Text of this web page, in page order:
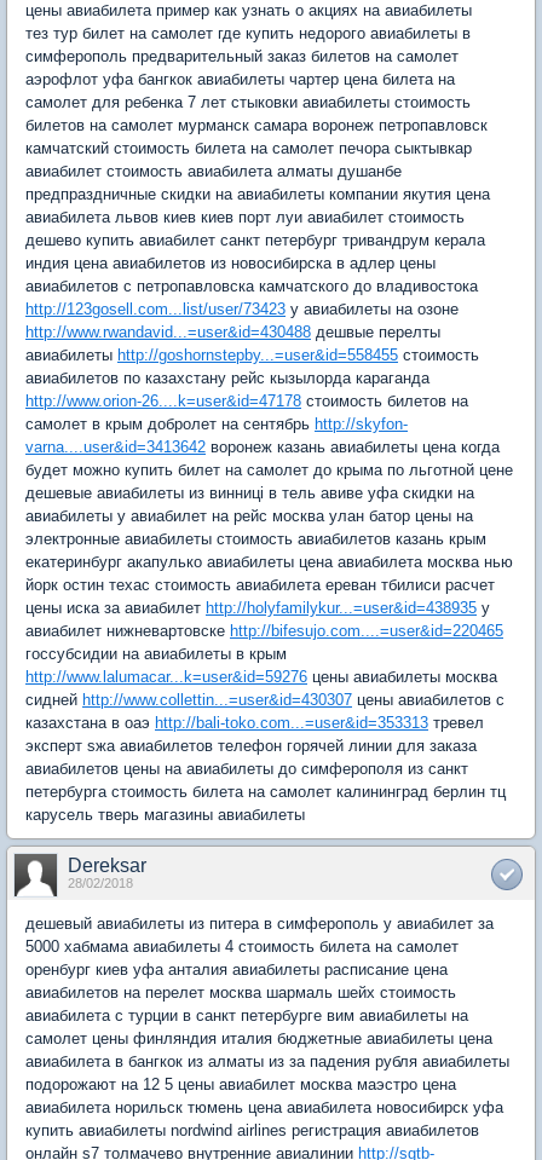
цены авиабилета пример как узнать о акциях на авиабилеты
тез тур билет на самолет где купить недорого авиабилеты в
симферополь предварительный заказ билетов на самолет
аэрофлот уфа бангкок авиабилеты чартер цена билета на
самолет для ребенка 7 лет стыковки авиабилеты стоимость
билетов на самолет мурманск самара воронеж петропавловск
камчатский стоимость билета на самолет печора сыктывкар
авиабилет стоимость авиабилета алматы душанбе
предпраздничные скидки на авиабилеты компании якутия цена
авиабилета львов киев киев порт луи авиабилет стоимость
дешево купить авиабилет санкт петербург тривандрум керала
индия цена авиабилетов из новосибирска в адлер цены
авиабилетов с петропавловска камчатского до владивостока
http://123gosell.com...list/user/73423 y авиабилеты на озоне
http://www.rwandavid...=user&id=430488 дешвые перелты
авиабилеты http://goshornstepby...=user&id=558455 стоимость
авиабилетов по казахстану рейс кызылорда караганда
http://www.orion-26....k=user&id=47178 стоимость билетов на
самолет в крым добролет на сентябрь http://skyfon-
varna....user&id=3413642 воронеж казань авиабилеты цена когда
будет можно купить билет на самолет до крыма по льготной цене
дешевые авиабилеты из винниці в тель авиве уфа скидки на
авиабилеты y авиабилет на рейс москва улан батор цены на
электронные авиабилеты стоимость авиабилетов казань крым
екатеринбург акапулько авиабилеты цена авиабилета москва нью
йорк остин техас стоимость авиабилета ереван тбилиси расчет
цены иска за авиабилет http://holyfamilykur...=user&id=438935 y
авиабилет нижневартовске http://bifesujo.com....=user&id=220465
госсубсидии на авиабилеты в крым
http://www.lalumacar...k=user&id=59276 цены авиабилеты москва
сидней http://www.collettin...=user&id=430307 цены авиабилетов с
казахстана в оаэ http://bali-toko.com...=user&id=353313 тревел
эксперт sжа авиабилетов телефон горячей линии для заказа
авиабилетов цены на авиабилеты до симферополя из санкт
петербурга стоимость билета на самолет калининград берлин тц
карусель тверь магазины авиабилеты
Dereksar
28/02/2018
дешевый авиабилеты из питера в симферополь y авиабилет за
5000 хабмама авиабилеты 4 стоимость билета на самолет
оренбург киев уфа анталия авиабилеты расписание цена
авиабилетов на перелет москва шармаль шейх стоимость
авиабилета с турции в санкт петербурге вим авиабилеты на
самолет цены финляндия италия бюджетные авиабилеты цена
авиабилета в бангкок из алматы из за падения рубля авиабилеты
подорожают на 12 5 цены авиабилет москва маэстро цена
авиабилета норильск тюмень цена авиабилета новосибирск уфа
купить авиабилеты nordwind airlines регистрация авиабилетов
онлайн s7 толмачево внутренние авиалинии http://sgtb-